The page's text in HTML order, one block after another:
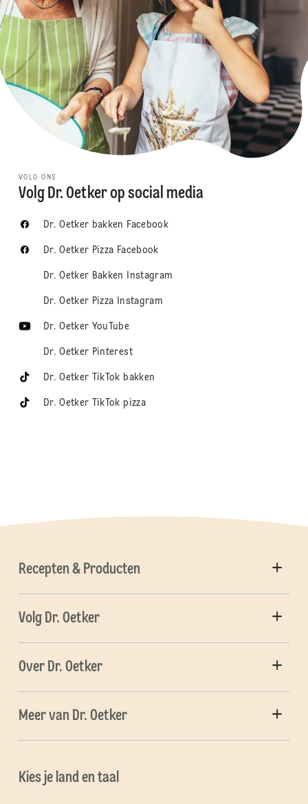
VOLG ONS
Volg Dr. Oetker op social media
Dr. Oetker bakken Facebook
Dr. Oetker Pizza Facebook
Dr. Oetker Bakken Instagram
Dr. Oetker Pizza Instagram
Dr. Oetker YouTube
Dr. Oetker Pinterest
Dr. Oetker TikTok bakken
Dr. Oetker TikTok pizza
Recepten & Producten
Volg Dr. Oetker
Over Dr. Oetker
Meer van Dr. Oetker
Kies je land en taal